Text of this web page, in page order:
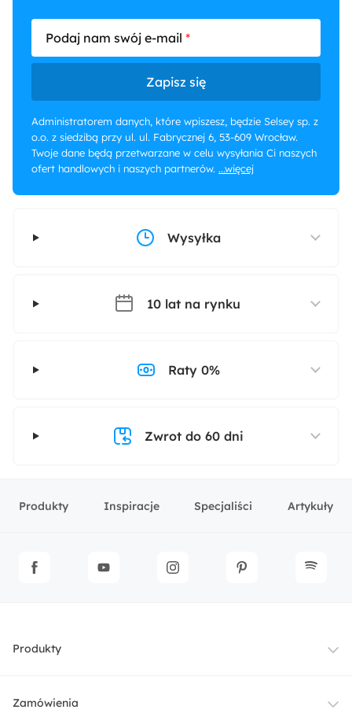
Podaj nam swój e-mail
Zapisz się
Administratorem danych, które wpiszesz, będzie Selsey sp. z
o.o. z siedzibą przy ul. ul. Fabrycznej 6, 53-609 Wrocław.
Twoje dane będą przetwarzane w celu wysyłania Ci naszych
ofert handlowych i naszych partnerów. ...więcej
Wysyłka
10 lat na rynku
Raty 0%
Zwrot do 60 dni
Produkty Inspiracje Specjaliści Artykuły
Produkty
Meble
Zamówienia